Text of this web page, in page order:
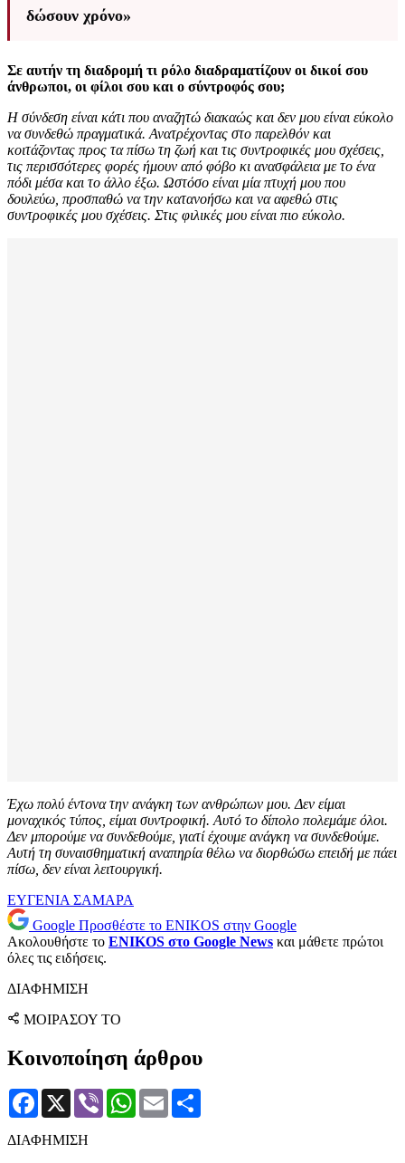
δώσουν χρόνο»
Σε αυτήν τη διαδρομή τι ρόλο διαδραματίζουν οι δικοί σου
άνθρωποι, οι φίλοι σου και ο σύντροφός σου;
Η σύνδεση είναι κάτι που αναζητώ διακαώς και δεν μου είναι εύκολο
να συνδεθώ πραγματικά. Ανατρέχοντας στο παρελθόν και
κοιτάζοντας προς τα πίσω τη ζωή και τις συντροφικές μου σχέσεις,
τις περισσότερες φορές ήμουν από φόβο κι ανασφάλεια με το ένα
πόδι μέσα και το άλλο έξω. Ωστόσο είναι μία πτυχή μου που
δουλεύω, προσπαθώ να την κατανοήσω και να αφεθώ στις
συντροφικές μου σχέσεις. Στις φιλικές μου είναι πιο εύκολο.
Έχω πολύ έντονα την ανάγκη των ανθρώπων μου. Δεν είμαι
μοναχικός τύπος, είμαι συντροφική. Αυτό το δίπολο πολεμάμε όλοι.
Δεν μπορούμε να συνδεθούμε, γιατί έχουμε ανάγκη να συνδεθούμε.
Αυτή τη συναισθηματική αναπηρία θέλω να διορθώσω επειδή με πάει
πίσω, δεν είναι λειτουργική.
ΕΥΓΕΝΙΑ ΣΑΜΑΡΑ
Google Προσθέστε το ENIKOS στην Google
Ακολουθήστε το ENIKOS στο Google News και μάθετε πρώτοι
όλες τις ειδήσεις.
ΔΙΑΦΗΜΙΣΗ
ΜΟΙΡΑΣΟΥ ΤΟ
Κοινοποίηση άρθρου
Facebook
X Viber WhatsApp
Email
ΔΙΑΦΗΜΙΣΗ